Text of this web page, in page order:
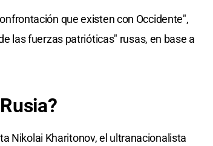
que existen con Occidente",
las fuerzas patrióticas" rusas, en base a
Nikolai Kharitonov, el ultranacionalista